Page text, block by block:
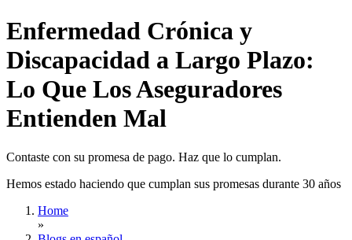
Enfermedad Crónica y
Discapacidad a Largo Plazo:
Lo Que Los Aseguradores
Entienden Mal
Contaste con su promesa de pago. Haz que lo cumplan.
Hemos estado haciendo que cumplan sus promesas durante 30 años
Home
»